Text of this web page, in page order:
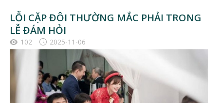
LỖI CẶP ĐÔI THƯỜNG MẮC PHẢI TRONG
LỄ ĐÁM HỎI
102 2025-11-06